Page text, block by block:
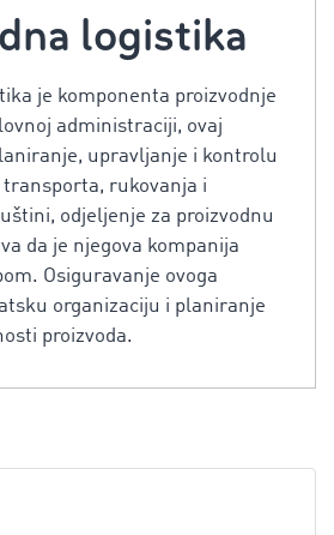
logistika
je komponenta proizvodnje
administraciji, ovaj
upravljanje i kontrolu
rukovanja i
odjeljenje za proizvodnu
da je njegova kompanija
Osiguravanje ovoga
organizaciju i planiranje
proizvoda.